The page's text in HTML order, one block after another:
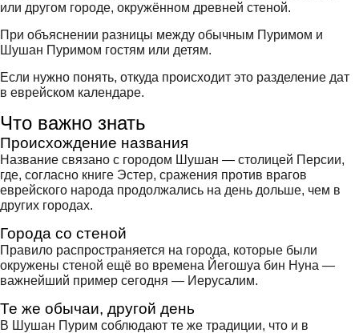
или другом городе, окружённом древней стеной.
При объяснении разницы между обычным Пуримом и
Шушан Пуримом гостям или детям.
Если нужно понять, откуда происходит это разделение дат
в еврейском календаре.
Что важно знать
Происхождение названия
Название связано с городом Шушан — столицей Персии,
где, согласно книге Эстер, сражения против врагов
еврейского народа продолжались на день дольше, чем в
других городах.
Города со стеной
Правило распространяется на города, которые были
окружены стеной ещё во времена Йегошуа бин Нуна —
важнейший пример сегодня — Иерусалим.
Те же обычаи, другой день
В Шушан Пурим соблюдают те же традиции, что и в